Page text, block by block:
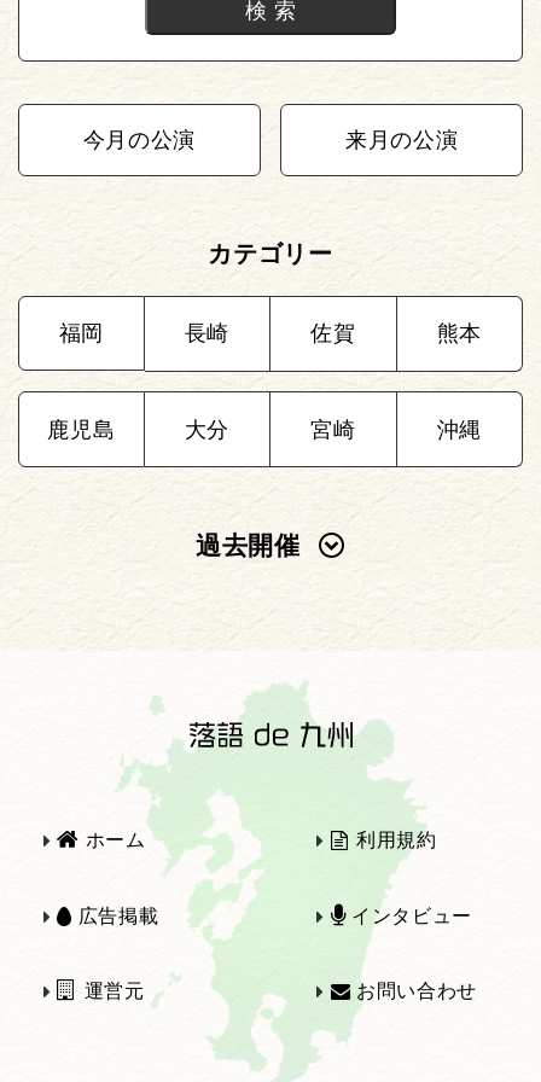
今月の公演 来月の公演
カテゴリー
福岡 長崎 佐賀 熊本
鹿児島 大分 宮崎 沖縄
過去開催
2025年
2022年
2021年 2020年
2019年 2018年
2017年 2016年
ホーム 利用規約
広告掲載 インタビュー
運営元 お問い合わせ